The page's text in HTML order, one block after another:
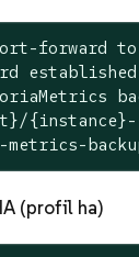
forward
(profil ha)